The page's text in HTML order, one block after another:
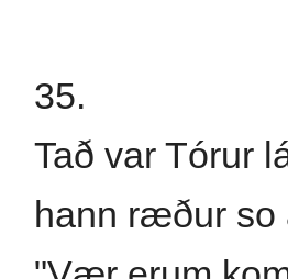
35.
Tað var Tórur
hann ræður so